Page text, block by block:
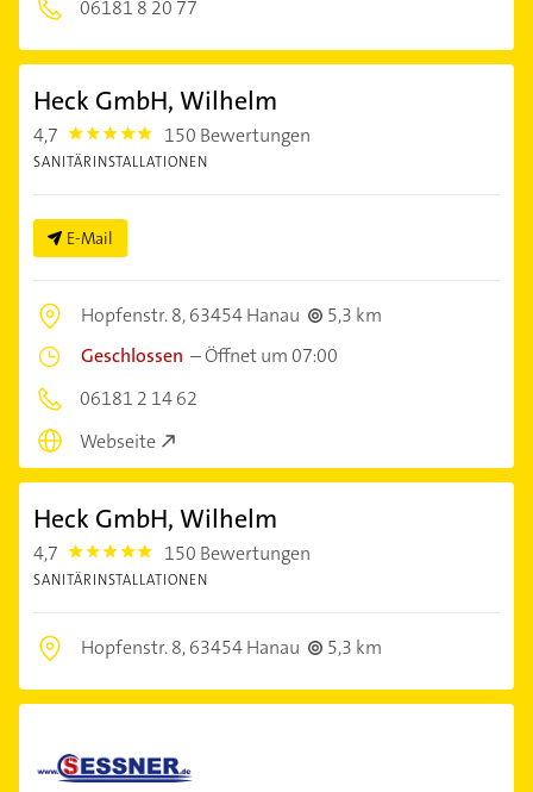
06181 8 20 77
Heck GmbH, Wilhelm
4,7 4.7000003 150 Bewertungen
SANITÄRINSTALLATIONEN
E-Mail
Hopfenstr. 8,63454 Hanau
5,3 km
Geschlossen –Öffnet um 07:00
06181 2 14 62
Webseite
Heck GmbH, Wilhelm
4,7 4.7000003 150 Bewertungen
SANITÄRINSTALLATIONEN
Hopfenstr. 8,63454 Hanau 5,3 km